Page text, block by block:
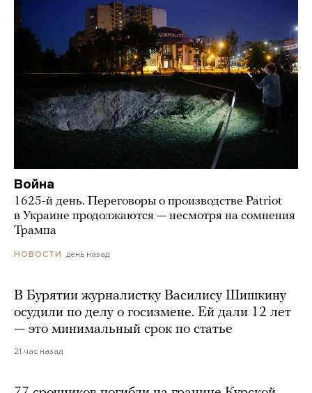
Война
1625-й день. Переговоры о производстве Patriot
в Украине продолжаются — несмотря на сомнения
Трампа
НОВОСТИ день назад
В Бурятии журналистку Василису Шишкину
осудили по делу о госизмене. Ей дали 12 лет
— это минимальный срок по статье
21 час назад